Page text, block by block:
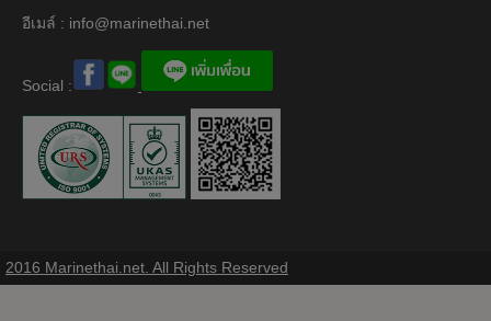
อีเมล์ : info@marinethai.net
Social :
2016 Marinethai.net. All Rights Reserved